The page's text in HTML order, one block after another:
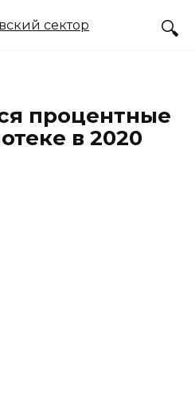
процентные
в 2020